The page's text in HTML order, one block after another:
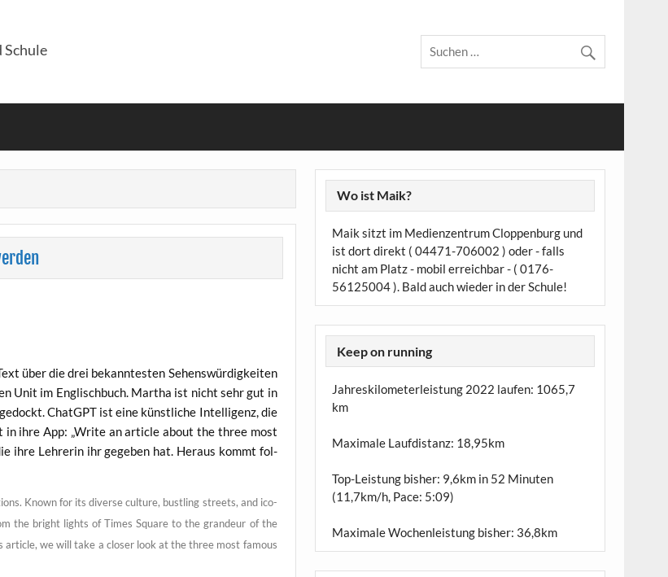
Schule
über die drei bekann­tes­ten Sehens­wür­dig­kei­ten
Unit im Eng­lisch­buch. Mar­tha ist nicht sehr gut in
ChatGPT ist eine künst­li­che Intel­li­genz, die
ihre App: „Wri­te an artic­le about the three most
ihre Leh­re­rin ihr gege­ben hat. Her­aus kommt fol­
Known for its diver­se cul­tu­re, bust­ling streets, and ico­
the bright lights of Times Squa­re to the gran­deur of the
we will take a clo­ser look at the three most famous
Wo ist Maik?
Maik sitzt im Medienzentrum Cloppenburg und
ist dort direkt ( 04471-706002 ) oder - falls
nicht am Platz - mobil erreichbar - ( 0176-
56125004 ). Bald auch wieder in der Schule!
Keep on running
Jahreskilometerleistung 2022 laufen: 1065,7
km
Maximale Laufdistanz: 18,95km
Top-Leistung bisher: 9,6km in 52 Minuten
(11,7km/h, Pace: 5:09)
Maximale Wochenleistung bisher: 36,8km